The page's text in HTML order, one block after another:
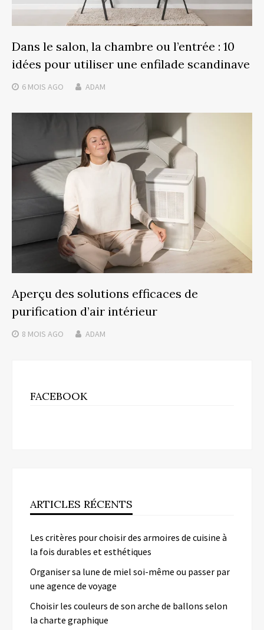
Dans le salon, la chambre ou l’entrée : 10
idées pour utiliser une enfilade scandinave
6 MOIS AGO ADAM
Aperçu des solutions efficaces de
purification d’air intérieur
8 MOIS AGO ADAM
FACEBOOK
ARTICLES RÉCENTS
Les critères pour choisir des armoires de cuisine à
la fois durables et esthétiques
Organiser sa lune de miel soi-même ou passer par
une agence de voyage
Choisir les couleurs de son arche de ballons selon
la charte graphique